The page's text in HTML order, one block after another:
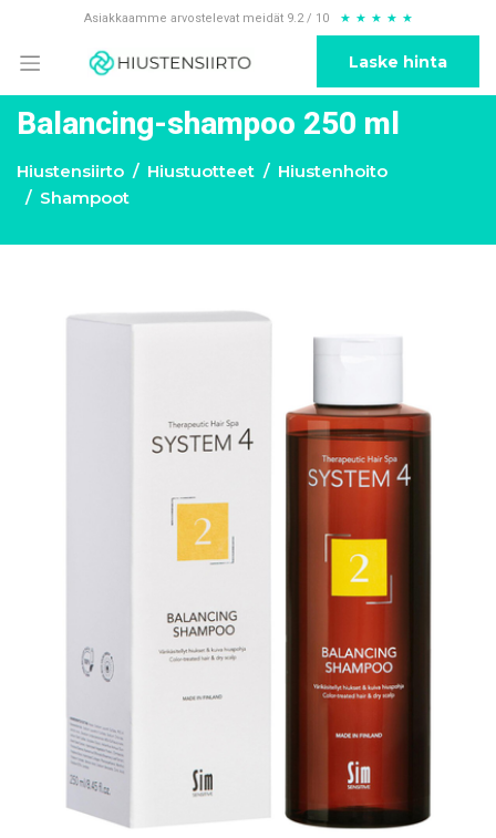
Asiakkaamme arvostelevat meidät 9.2 / 10 ★ ★ ★ ★ ★
Laske hinta
Balancing-shampoo 250 ml
Hiustensiirto Hiustuotteet
Hiustenhoito
Shampoot